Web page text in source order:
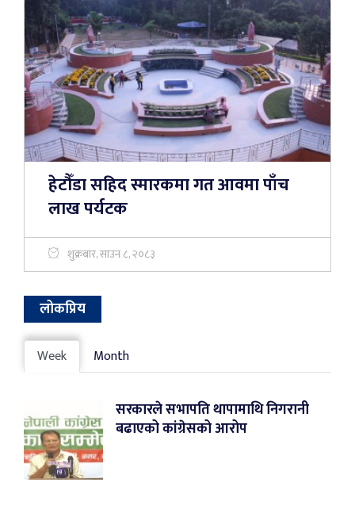
हेटौँडा सहिद स्मारकमा गत आवमा पाँच
लाख पर्यटक
शुक्रबार, साउन ८, २०८३
लोकप्रिय
Week Month
सरकारले सभापति थापामाथि निगरानी
बढाएको कांग्रेसको आरोप